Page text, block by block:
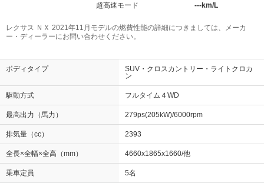
超高速モード
---km/L
レクサス ＮＸ 2021年11月モデルの燃費性能の詳細につきましては、メーカ
ー・ディーラーにお問い合わせください。
ボディタイプ
SUV・クロスカントリー・ライトクロカ
ン
駆動方式 フルタイム４WD
最高出力（馬力） 279ps(205kW)/6000rpm
排気量（cc） 2393
全長×全幅×全高（mm） 4660x1865x1660/他
乗車定員 5名